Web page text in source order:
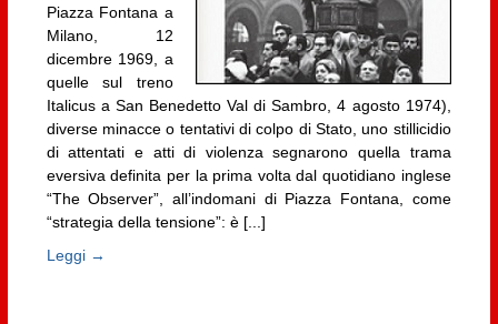
Piazza Fontana a
Milano, 12
dicembre 1969, a
quelle sul treno
Italicus a San Benedetto Val di Sambro, 4 agosto 1974),
diverse minacce o tentativi di colpo di Stato, uno stillicidio
di attentati e atti di violenza segnarono quella trama
eversiva definita per la prima volta dal quotidiano inglese
“The Observer”, all’indomani di Piazza Fontana, come
“strategia della tensione”: è [...]
Leggi →